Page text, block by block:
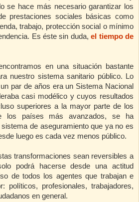
se hace más necesario garantizar los
prestaciones sociales básicas como
trabajo, protección social o mínimo
Es éste sin duda, el tiempo de
en una situación bastante
nuestro sistema sanitario público. Lo
par de años era un Sistema Nacional
casi modélico y cuyos resultados
superiores a la mayor parte de los
los países más avanzados, se ha
de aseguramiento que ya no es
luego es cada vez menos público.
transformaciones sean reversibles a
podrá hacerse desde una actitud
de todos los agentes que trabajan e
políticos, profesionales, trabajadores,
en general.